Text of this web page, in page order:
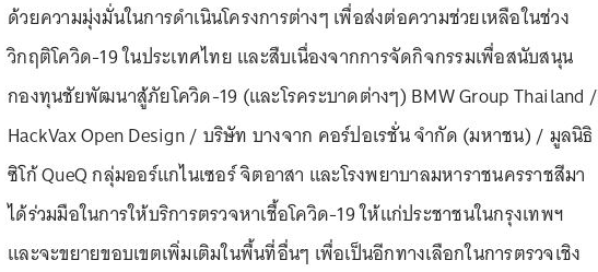
ด้วยความมุ่งมั่นในการดำเนินโครงการต่างๆ เพื่อส่งต่อความช่วยเหลือในช่วง
วิกฤติโควิด-19 ในประเทศไทย และสืบเนื่องจากการจัดกิจกรรมเพื่อสนับสนุน
กองทุนชัยพัฒนาสู้ภัยโควิด-19 (และโรคระบาดต่างๆ) BMW Group Thailand /
HackVax Open Design / บริษัท บางจาก คอร์ปอเรชั่น จำกัด (มหาชน) / มูลนิธิ
ซิโก้ QueQ กลุ่มออร์แกไนเซอร์ จิตอาสา และโรงพยาบาลมหาราชนครราชสีมา
ได้ร่วมมือในการให้บริการตรวจหาเชื้อโควิด-19 ให้แก่ประชาชนในกรุงเทพฯ
และจะขยายขอบเขตเพิ่มเติมในพื้นที่อื่นๆ เพื่อเป็นอีกทางเลือกในการตรวจเชิง